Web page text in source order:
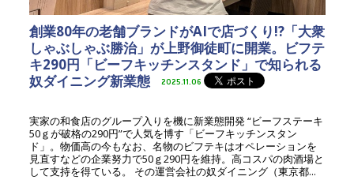
創業80年の老舗ブランドがAIで店づくり!?「大衆
しゃぶしゃぶ勝治」が上野御徒町に開業。ビフテ
キ290円「ビーフキッチンスタンド」で知られる
奴ダイニング新業態
2025.11.06
実家の和食店のグループ入りを機に新業態開発 “ビーフステーキ
50ｇが破格の290円”で人気を博す「ビーフキッチンスタン
ド」。物価高の今もなお、名物のビフテキはオペレーションを
見直すなどの企業努力で50ｇ290円を維持。高コスパの肉酒場と
して支持を得ている。 その運営会社の奴ダイニング（東京都...